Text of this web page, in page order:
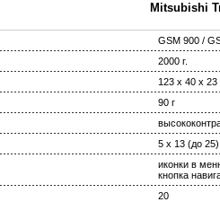
Mitsubishi
GSM 900 /
2000 г.
123 х 40 х
90 г
5 x 13 (до 25)
иконки в
кнопка
20